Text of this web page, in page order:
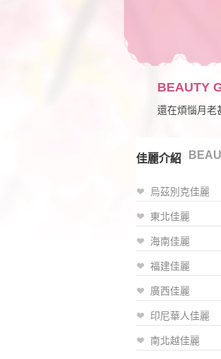
BEAUTY
還在煩惱月老
佳麗介紹
烏茲別克佳麗
東北佳麗
海南佳麗
福建佳麗
廣西佳麗
印尼華人佳麗
南北越佳麗